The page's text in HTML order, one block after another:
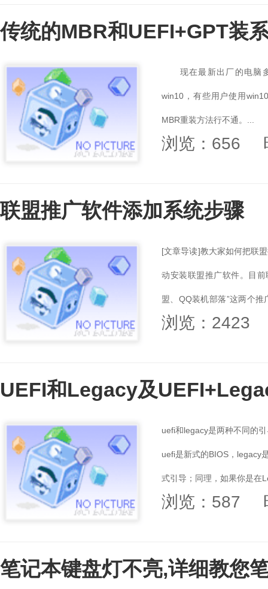
传统的MBR和UEFI+GPT装
现在最新出厂的电脑多
win10，有些用户使用
MBR重装方法行不通。...
浏览：656
联盟推广软件添加系统步骤
[文章导读]教大家如何把联
动安装联盟推广软件。目
盟、QQ装机部落”这两个
系统后自动安装联盟推广软
浏览：2423
UEFI和Legacy及
uefi和legacy是两种不同的
uefi是新式的BIOS，legacy
式引导；同理，如果你是在
浏览：587
笔记本键盘灯不亮,详细教您